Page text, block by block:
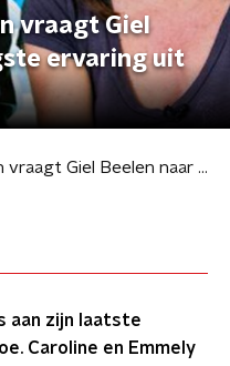
vraagt Giel
ervaring uit
Vrouwen met Ballen vraagt Giel Beelen naar de engste ervaring uit zijn leven
aan zijn laatste
Caroline en Emmely